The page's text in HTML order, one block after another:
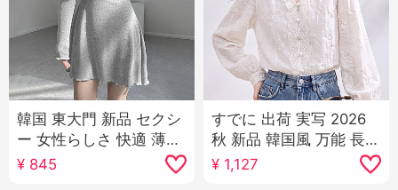
韓国 東大門 新品 セクシ
ー 女性らしさ 快適 薄手
日焼け止め オープン シ
ャツ キャミソール スカ
¥ 845
すでに 出荷 実写 2026
秋 新品 韓国風 万能 長袖
カジュアル シャツ レデ
¥ 1,127